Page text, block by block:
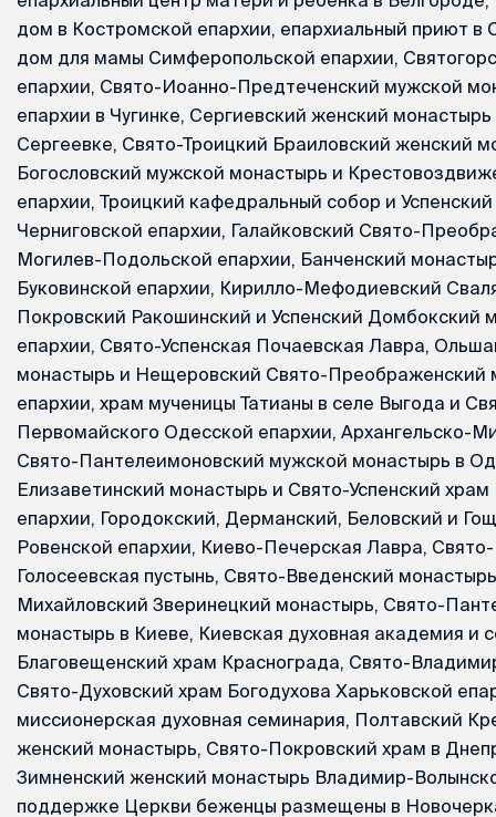
дом в Костромской епархии, епархиальный приют в
дом для мамы Симферопольской епархии,
епархии, Свято-Иоанно-Предтеченский мужской
епархии в Чугинке, Сергиевский женский
Сергеевке, Свято-Троицкий Браиловский женский
Богословский мужской монастырь и
епархии, Троицкий кафедральный собор и
Черниговской епархии, Галайковский Свято-
Могилев-Подольской епархии, Банченский
Буковинской епархии, Кирилло-Мефодиевский
Покровский Ракошинский и Успенский Домбокский
епархии, Свято-Успенская Почаевская Лавра,
монастырь и Нещеровский Свято-Преображенский
епархии, храм мученицы Татианы в селе Выгода и
Первомайского Одесской епархии, Архангельско-
Свято-Пантелеимоновский мужской монастырь в
Елизаветинский монастырь и Свято-Успенский
епархии, Городокский, Дерманский, Беловский и
Ровенской епархии, Киево-Печерская Лавра,
Голосеевская пустынь, Свято-Введенский
Михайловский Зверинецкий монастырь, Свято-
монастырь в Киеве, Киевская духовная академия и
Благовещенский храм Краснограда, Свято-
Свято-Духовский храм Богодухова Харьковской
миссионерская духовная семинария, Полтавский
женский монастырь, Свято-Покровский храм в
Зимненский женский монастырь Владимир-
поддержке Церкви беженцы размещены в